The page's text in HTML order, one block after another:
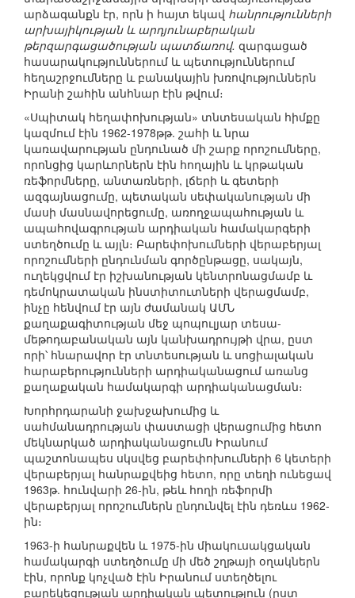
արձագանքն էր, որն ի հայտ եկավ հանրությունների
արխայիկության և արդյունաբերական
թերզարգացածության պատճառով. զարգացած
հասարակություններում և պետություններում
հեղաշրջումները և բանակային խռովություններն
Իրանի շահին անհնար էին թվում։
«Սպիտակ հեղափոխության» տնտեսական հիմքը
կազմում էին 1962-1978թթ. շահի և նրա
կառավարության ընդունած մի շարք որոշումները,
որոնցից կարևորներն էին հողային և կրթական
ռեֆորմները, անտառների, լճերի և գետերի
ազգայնացումը, պետական սեփականության մի
մասի մասնավորեցումը, առողջապահության և
ապահովագրության արդիական համակարգերի
ստեղծումը և այլն։ Բարեփոխումների վերաբերյալ
որոշումների ընդունման գործընթացը, սակայն,
ուղեկցվում էր իշխանության կենտրոնացմամբ և
դեմոկրատական ինստիտուտների վերացմամբ,
ինչը հենվում էր այն ժամանակ ԱՄՆ
քաղաքագիտության մեջ պոպուլյար տեսա-
մեթոդաբանական այն կանխադրույթի վրա, ըստ
որի՝ հնարավոր էր տնտեսության և սոցիալական
հարաբերությունների արդիականացում առանց
քաղաքական համակարգի արդիականացման։
Խորհրդարանի ջախջախումից և
սահմանադրության փաստացի վերացումից հետո
մեկնարկած արդիականացումն Իրանում
պաշտոնապես սկսվեց բարեփոխումների 6 կետերի
վերաբերյալ հանրաքվեից հետո, որը տեղի ունեցավ
1963թ. հունվարի 26-ին, թեև հողի ռեֆորմի
վերաբերյալ որոշումներն ընդունվել էին դեռևս 1962-
ին։
1963-ի հանրաքվեն և 1975-ին միակուսակցական
համակարգի ստեղծումը մի մեծ շղթայի օղակներն
էին, որոնք կոչված էին Իրանում ստեղծելու
բարեկեցության արդիական պետություն (ըստ